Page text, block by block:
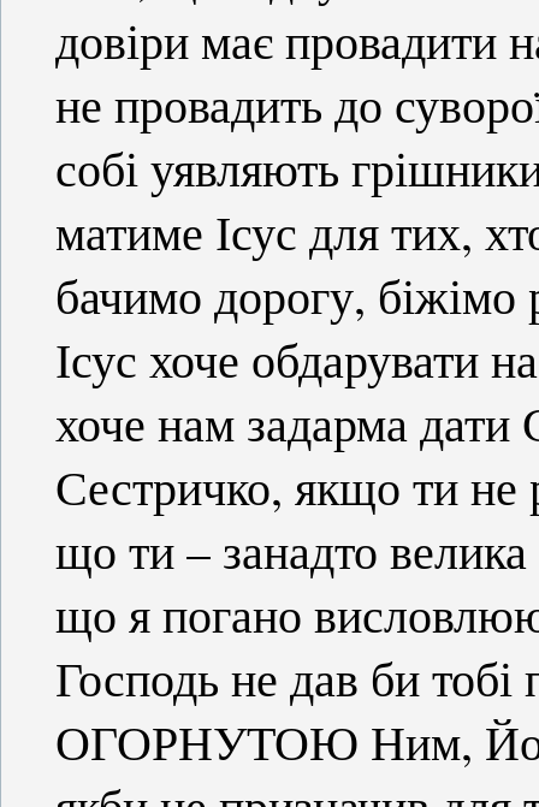
довіри має провадити
не провадить до
собі уявляють
матиме Ісус для тих,
бачимо дорогу,
Ісус хоче обдарувати
хоче нам задарма
Сестричко, якщо ти не
що ти – занадто
що я погано
Господь не дав би тобі
ОГОРНУТОЮ Ним,